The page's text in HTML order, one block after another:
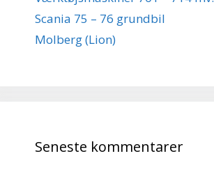
Scania 75 – 76 grundbil
Molberg (Lion)
Seneste kommentarer